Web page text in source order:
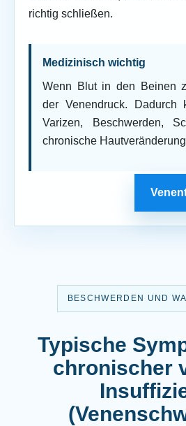
richtig schließen.
Medizinisch wichtig
Wenn Blut in den Beinen
der Venendruck. Dadurch
Varizen, Beschwerden,
chronische
BESCHWERDEN UND
Typische
chronischer